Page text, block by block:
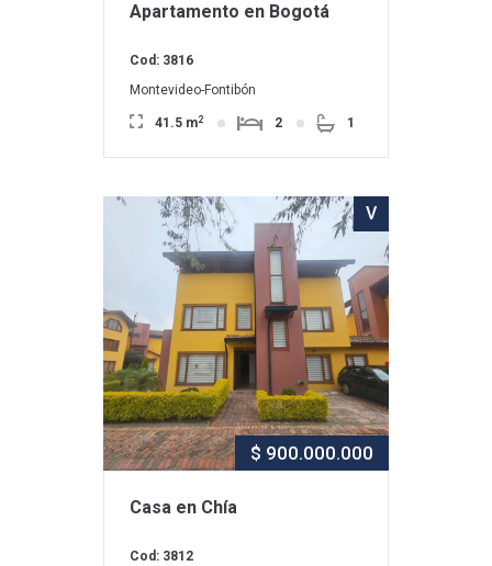
Apartamento en Bogotá
Cod: 3816
Montevideo-Fontibón
41.5 m2 2 1
V
$ 900.000.000
Casa en Chía
Cod: 3812